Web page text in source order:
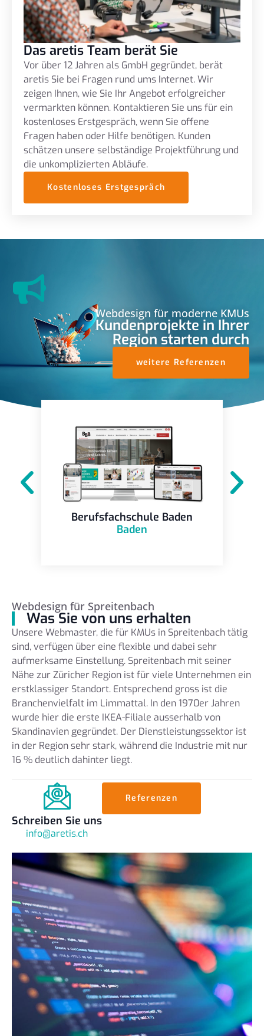
Das aretis Team berät Sie
Vor über 12 Jahren als GmbH gegründet, berät
aretis Sie bei Fragen rund ums Internet. Wir
zeigen Ihnen, wie Sie Ihr Angebot erfolgreicher
vermarkten können. Kontaktieren Sie uns für ein
kostenloses Erstgespräch, wenn Sie offene
Fragen haben oder Hilfe benötigen. Kunden
schätzen unsere selbständige Projektführung und
die unkomplizierten Abläufe.
Kostenloses Erstgespräch
Webdesign für moderne KMUs
Kundenprojekte in Ihrer
Region starten durch
weitere Referenzen
Berufsfachschule Baden
Baden
Webdesign für Spreitenbach
Was Sie von uns erhalten
Unsere Webmaster, die für KMUs in Spreitenbach tätig
sind, verfügen über eine flexible und dabei sehr
aufmerksame Einstellung. Spreitenbach mit seiner
Nähe zur Züricher Region ist für viele Unternehmen ein
erstklassiger Standort. Entsprechend gross ist die
Branchenvielfalt im Limmattal. In den 1970er Jahren
wurde hier die erste IKEA-Filiale ausserhalb von
Skandinavien gegründet. Der Dienstleistungssektor ist
in der Region sehr stark, während die Industrie mit nur
16 % deutlich dahinter liegt.
Schreiben Sie uns
info@aretis.ch
Referenzen